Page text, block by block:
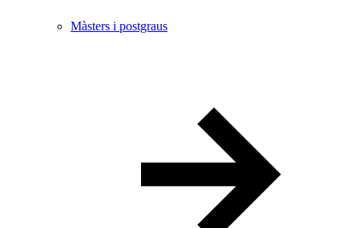
Màsters i postgraus